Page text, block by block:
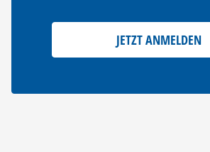
JETZT ANMELDEN